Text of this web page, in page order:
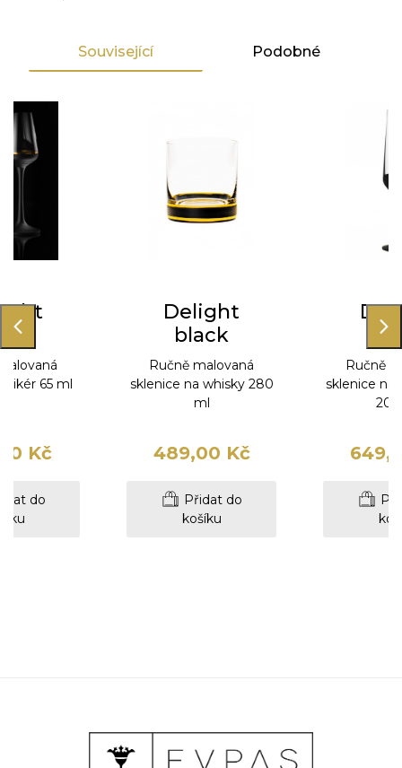
Související Podobné
likér 65 ml
Kč
do
Delight
black
Ručně malovaná
sklenice na whisky 280
ml
489,00 Kč
Přidat do
košíku
Ručně
sklenice na